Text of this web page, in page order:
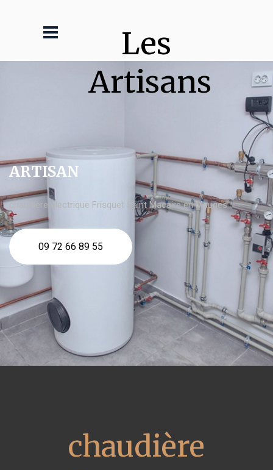
Les
Artisans
ARTISAN
chaudière électrique Frisquet Saint Macaire en Mauges
09 72 66 89 55
chaudière